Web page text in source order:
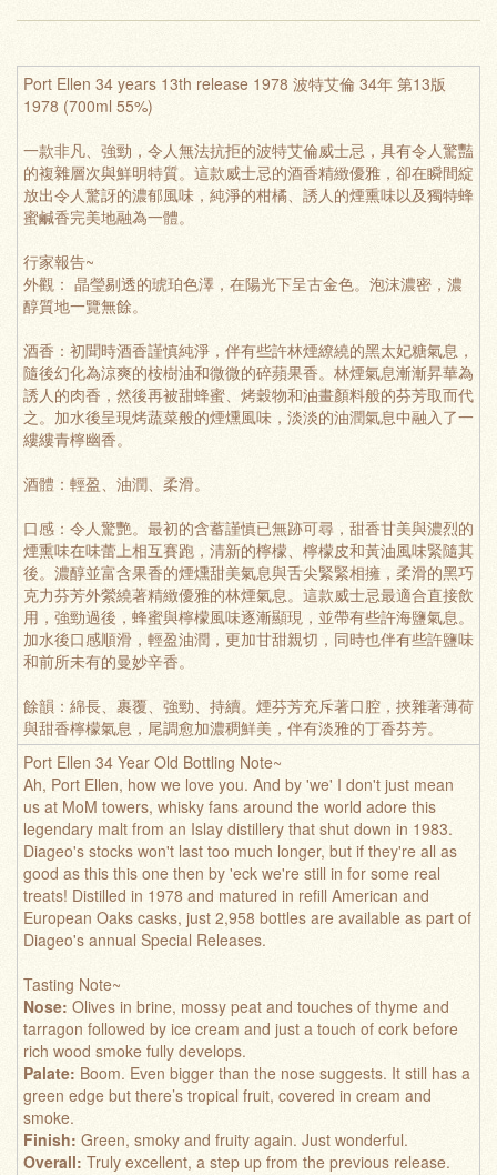
Port Ellen 34 years 13th release 1978 波特艾倫 34年 第13版
1978 (700ml 55%)
一款非凡、強勁，令人無法抗拒的波特艾倫威士忌，具有令人驚豔
的複雜層次與鮮明特質。這款威士忌的酒香精緻優雅，卻在瞬間綻
放出令人驚訝的濃郁風味，純淨的柑橘、誘人的煙熏味以及獨特蜂
蜜鹹香完美地融為一體。
行家報告~
外觀： 晶瑩剔透的琥珀色澤，在陽光下呈古金色。泡沫濃密，濃
醇質地一覽無餘。
酒香：初聞時酒香謹慎純淨，伴有些許林煙繚繞的黑太妃糖氣息，
隨後幻化為涼爽的桉樹油和微微的碎蘋果香。林煙氣息漸漸昇華為
誘人的肉香，然後再被甜蜂蜜、烤穀物和油畫顏料般的芬芳取而代
之。加水後呈現烤蔬菜般的煙燻風味，淡淡的油潤氣息中融入了一
縷縷青檸幽香。
酒體：輕盈、油潤、柔滑。
口感：令人驚艷。最初的含蓄謹慎已無跡可尋，甜香甘美與濃烈的
煙熏味在味蕾上相互賽跑，清新的檸檬、檸檬皮和黃油風味緊隨其
後。濃醇並富含果香的煙燻甜美氣息與舌尖緊緊相擁，柔滑的黑巧
克力芬芳外縈繞著精緻優雅的林煙氣息。這款威士忌最適合直接飲
用，強勁過後，蜂蜜與檸檬風味逐漸顯現，並帶有些許海鹽氣息。
加水後口感順滑，輕盈油潤，更加甘甜親切，同時也伴有些許鹽味
和前所未有的曼妙辛香。
餘韻：綿長、裹覆、強勁、持續。煙芬芳充斥著口腔，挾雜著薄荷
與甜香檸檬氣息，尾調愈加濃稠鮮美，伴有淡雅的丁香芬芳。
Port Ellen 34 Year Old Bottling Note~
Ah, Port Ellen, how we love you. And by 'we' I don't just mean
us at MoM towers, whisky fans around the world adore this
legendary malt from an Islay distillery that shut down in 1983.
Diageo's stocks won't last too much longer, but if they're all as
good as this this one then by 'eck we're still in for some real
treats! Distilled in 1978 and matured in refill American and
European Oaks casks, just 2,958 bottles are available as part of
Diageo's annual Special Releases.
Tasting Note~
Nose: Olives in brine, mossy peat and touches of thyme and
tarragon followed by ice cream and just a touch of cork before
rich wood smoke fully develops.
Palate: Boom. Even bigger than the nose suggests. It still has a
green edge but there’s tropical fruit, covered in cream and
smoke.
Finish: Green, smoky and fruity again. Just wonderful.
Overall: Truly excellent, a step up from the previous release.